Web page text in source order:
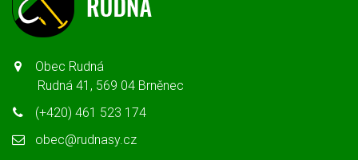
Obec Rudná
Rudná 41, 569 04 Brněnec
(+420) 461 523 174
obec@rudnasy.cz